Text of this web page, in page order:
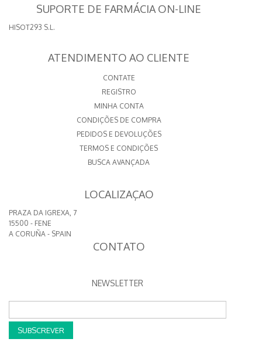
SUPORTE DE FARMÁCIA ON-LINE
HISOT293 S.L.
ATENDIMENTO AO CLIENTE
CONTATE
REGISTRO
MINHA CONTA
CONDIÇÕES DE COMPRA
PEDIDOS E DEVOLUÇÕES
TERMOS E CONDIÇÕES
BUSCA AVANÇADA
LOCALIZAÇAO
PRAZA DA IGREXA, 7
15500 - FENE
A CORUÑA - SPAIN
CONTATO
NEWSLETTER
SUBSCREVER